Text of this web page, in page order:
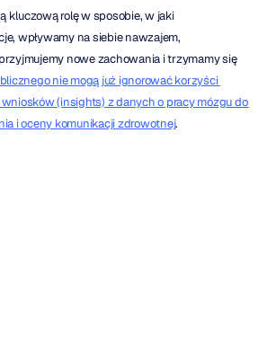
kluczową rolę w sposobie, w jaki
wpływamy na siebie nawzajem,
nowe zachowania i trzymamy się
nie mogą już ignorować korzyści
wniosków (insights) z danych o pracy mózgu do
i oceny komunikacji zdrowotnej.